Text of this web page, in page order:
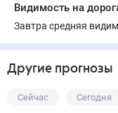
Видимость на
Завтра средняя
Другие прогнозы
Сейчас Сегодня